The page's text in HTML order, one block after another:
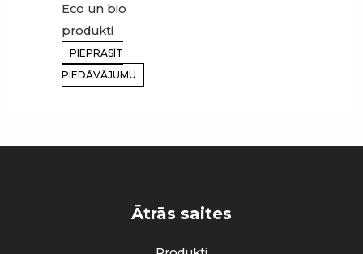
Eco un bio
produkti
PIEPRASĪT
PIEDĀVĀJUMU
Ātrās saites